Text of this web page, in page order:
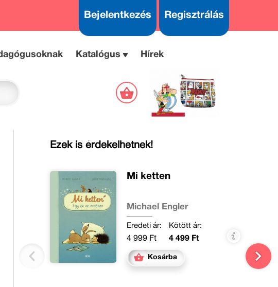
Bejelentkezés Regisztrálás
Katalógus Hírek
Ezek is érdekelhetnek!
Mi ketten
Michael Engler
Eredeti ár:
4 999 Ft
Kötött ár:
4 499 Ft
Kosárba